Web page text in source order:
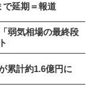
で延期＝報道
弱気相場の最終段
累計約1.6億円に